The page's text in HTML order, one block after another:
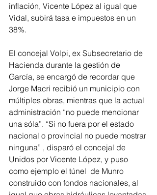
inflación, Vicente López al igual que
Vidal, subirá tasa e impuestos en un
38%.
El concejal Volpi, ex Subsecretario de
Hacienda durante la gestión de
García, se encargó de recordar que
Jorge Macri recibió un municipio con
múltiples obras, mientras que la actual
administración “no puede mencionar
una sóla”. “Si no fuera por el estado
nacional o provincial no puede mostrar
ninguna” , disparó el concejal de
Unidos por Vicente López, y puso
como ejemplo el túnel  de Munro
construido con fondos nacionales, al